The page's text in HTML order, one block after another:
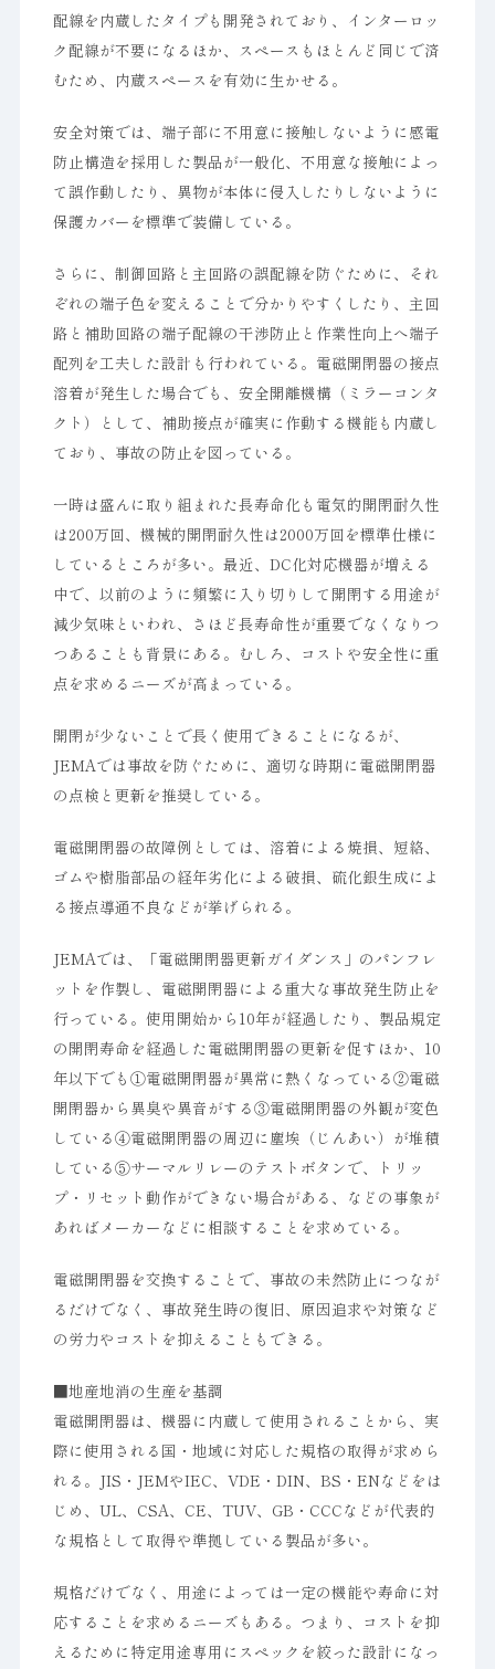
配線を内蔵したタイプも開発されており、インターロッ
ク配線が不要になるほか、スペースもほとんど同じで済
むため、内蔵スペースを有効に生かせる。
安全対策では、端子部に不用意に接触しないように感電
防止構造を採用した製品が一般化、不用意な接触によっ
て誤作動したり、異物が本体に侵入したりしないように
保護カバーを標準で装備している。
さらに、制御回路と主回路の誤配線を防ぐために、それ
ぞれの端子色を変えることで分かりやすくしたり、主回
路と補助回路の端子配線の干渉防止と作業性向上へ端子
配列を工夫した設計も行われている。電磁開閉器の接点
溶着が発生した場合でも、安全開離機構（ミラーコンタ
クト）として、補助接点が確実に作動する機能も内蔵し
ており、事故の防止を図っている。
一時は盛んに取り組まれた長寿命化も電気的開閉耐久性
は200万回、機械的開閉耐久性は2000万回を標準仕様に
しているところが多い。最近、DC化対応機器が増える
中で、以前のように頻繁に入り切りして開閉する用途が
減少気味といわれ、さほど長寿命性が重要でなくなりつ
つあることも背景にある。むしろ、コストや安全性に重
点を求めるニーズが高まっている。
開閉が少ないことで長く使用できることになるが、
JEMAでは事故を防ぐために、適切な時期に電磁開閉器
の点検と更新を推奨している。
電磁開閉器の故障例としては、溶着による焼損、短絡、
ゴムや樹脂部品の経年劣化による破損、硫化銀生成によ
る接点導通不良などが挙げられる。
JEMAでは、「電磁開閉器更新ガイダンス」のパンフレ
ットを作製し、電磁開閉器による重大な事故発生防止を
行っている。使用開始から10年が経過したり、製品規定
の開閉寿命を経過した電磁開閉器の更新を促すほか、10
年以下でも①電磁開閉器が異常に熱くなっている②電磁
開閉器から異臭や異音がする③電磁開閉器の外観が変色
している④電磁開閉器の周辺に塵埃（じんあい）が堆積
している⑤サーマルリレーのテストボタンで、トリッ
プ・リセット動作ができない場合がある、などの事象が
あればメーカーなどに相談することを求めている。
電磁開閉器を交換することで、事故の未然防止につなが
るだけでなく、事故発生時の復旧、原因追求や対策など
の労力やコストを抑えることもできる。
■地産地消の生産を基調
電磁開閉器は、機器に内蔵して使用されることから、実
際に使用される国・地域に対応した規格の取得が求めら
れる。JIS・JEMやIEC、VDE・DIN、BS・ENなどをは
じめ、UL、CSA、CE、TUV、GB・CCCなどが代表的
な規格として取得や準拠している製品が多い。
規格だけでなく、用途によっては一定の機能や寿命に対
応することを求めるニーズもある。つまり、コストを抑
えるために特定用途専用にスペックを絞った設計になっ